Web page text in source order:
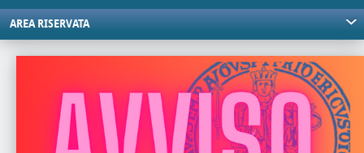
AREA RISERVATA